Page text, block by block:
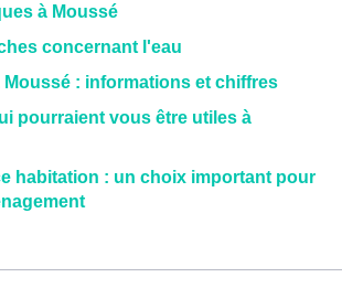
à Moussé
concernant l'eau
Moussé : informations et chiffres
pourraient vous être utiles à
habitation : un choix important pour